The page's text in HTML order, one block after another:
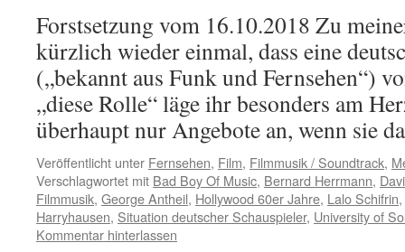
Forstsetzung vom 16.10.2018 Zu
kürzlich wieder einmal, dass eine
(„bekannt aus Funk und Fernsehen“)
„diese Rolle“ läge ihr besonders am
überhaupt nur Angebote an, wenn sie
Veröffentlicht unter Fernsehen, Film, Filmmusik / Soundtrack,
Verschlagwortet mit Bad Boy Of Music, Bernard Herrmann,
Filmmusik, George Antheil, Hollywood 60er Jahre, Lalo Schifrin,
Harryhausen, Situation deutscher Schauspieler, University of
Kommentar hinterlassen